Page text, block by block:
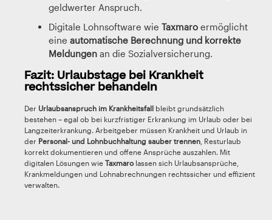
geldwerter Anspruch.
Digitale Lohnsoftware wie Taxmaro ermöglicht
eine automatische Berechnung und korrekte
Meldungen an die Sozialversicherung.
Fazit: Urlaubstage bei Krankheit
rechtssicher behandeln
Der Urlaubsanspruch im Krankheitsfall bleibt grundsätzlich
bestehen – egal ob bei kurzfristiger Erkrankung im Urlaub oder bei
Langzeiterkrankung. Arbeitgeber müssen Krankheit und Urlaub in
der Personal- und Lohnbuchhaltung sauber trennen , Resturlaub
korrekt dokumentieren und offene Ansprüche auszahlen. Mit
digitalen Lösungen wie Taxmarolassen sich Urlaubsansprüche,
Krankmeldungen und Lohnabrechnungen rechtssicher und effizient
verwalten.